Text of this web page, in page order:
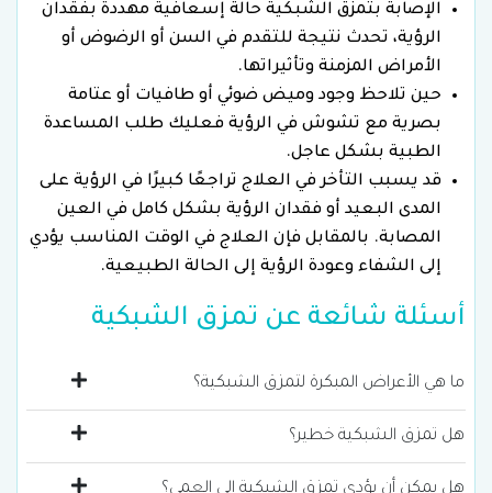
الإصابة بتمزق الشبكية حالة إسعافية مهددة بفقدان
الرؤية، تحدث نتيجة للتقدم في السن أو الرضوض أو
الأمراض المزمنة وتأثيراتها.
حين تلاحظ وجود وميض ضوئي أو طافيات أو عتامة
بصرية مع تشوش في الرؤية فعليك طلب المساعدة
الطبية بشكل عاجل.
قد يسبب التأخر في العلاج تراجعًا كبيرًا في الرؤية على
المدى البعيد أو فقدان الرؤية بشكل كامل في العين
المصابة. بالمقابل فإن العلاج في الوقت المناسب يؤدي
إلى الشفاء وعودة الرؤية إلى الحالة الطبيعية.
أسئلة شائعة عن تمزق الشبكية
ما هي الأعراض المبكرة لتمزق الشبكية؟
قد لا يترافق تمزق الشبكية مع أعراض في المرحلة
المبكرة، كما أنه قد يسبب ظهور الوميض الضوئي
هل تمزق الشبكية خطير؟
نعم، تمزق الشبكية حالة طبية طارئة وخطيرة لأنها
هل يمكن أن يؤدي تمزق الشبكية إلى العمى؟